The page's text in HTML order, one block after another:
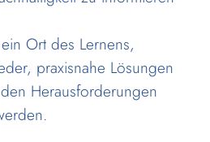
Ort des Lernens,
praxisnahe Lösungen
Herausforderungen